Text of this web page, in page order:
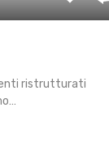
ristrutturati